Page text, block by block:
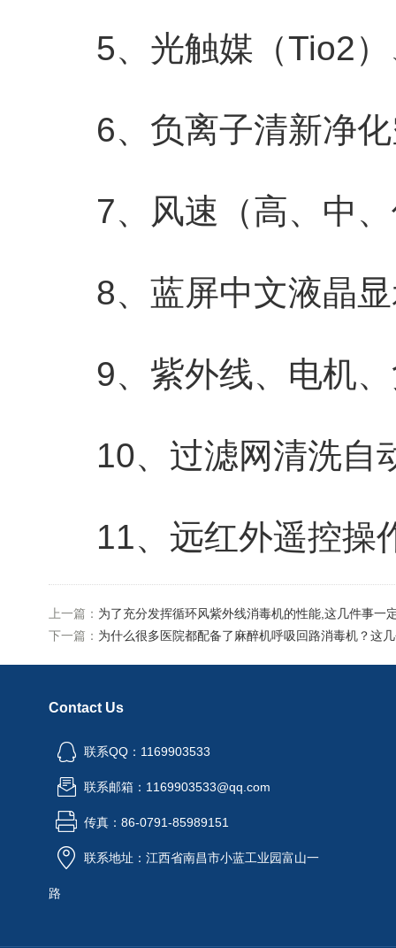
5、光触媒（Tio2）
6、负离子清新净
7、风速（高、中、
8、蓝屏中文液晶显
9、紫外线、电机、
10、过滤网清洗自
11、远红外遥控操
上一篇： 为了充分发挥循环风紫外线消毒机的性能,这几件事一
下一篇： 为什么很多医院都配备了麻醉机呼吸回路消毒机？这
Contact Us
联系QQ：1169903533
联系邮箱：1169903533@qq.com
传真：86-0791-85989151
联系地址：江西省南昌市小蓝工业园富山一
路